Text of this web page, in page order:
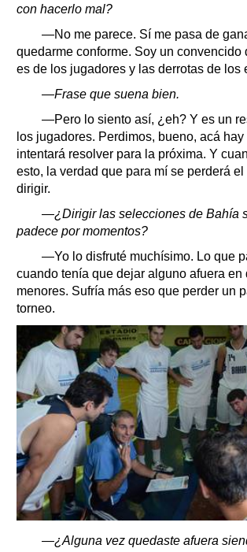
con hacerlo mal?
—No me parece. Sí me pasa de
quedarme conforme. Soy un convencido
es de los jugadores y las derrotas de los
—Frase que suena bien.
—Pero lo siento así, ¿eh? Y es un
los jugadores. Perdimos, bueno, acá
intentará resolver para la próxima. Y
esto, la verdad que para mí se perderá
dirigir.
—¿Dirigir las selecciones de Bahía
padece por momentos?
—Yo lo disfruté muchísimo. Lo que
cuando tenía que dejar alguno afuera en
menores. Sufría más eso que perder un
torneo.
—¿Alguna vez quedaste afuera